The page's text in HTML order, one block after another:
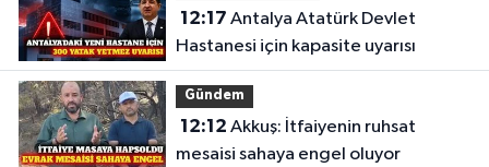
12:17
Hastanesi için kapasite uyarısı
Gündem
12:12
mesaisi sahaya engel oluyor